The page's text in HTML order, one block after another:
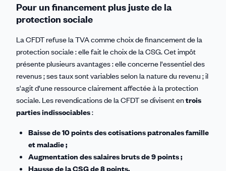
Pour un financement plus juste de la
protection sociale
La CFDT refuse la TVA comme choix de financement de la
protection sociale : elle fait le choix de la CSG. Cet impôt
présente plusieurs avantages : elle concerne l'essentiel des
revenus ; ses taux sont variables selon la nature du revenu ; il
s'agit d'une ressource clairement affectée à la protection
sociale. Les revendications de la CFDT se divisent entrois
parties indissociables:
Baisse de 10 points des cotisations patronales famille
et maladie ;
Augmentation des salaires bruts de 9 points ;
Hausse de la CSG de 8 points.